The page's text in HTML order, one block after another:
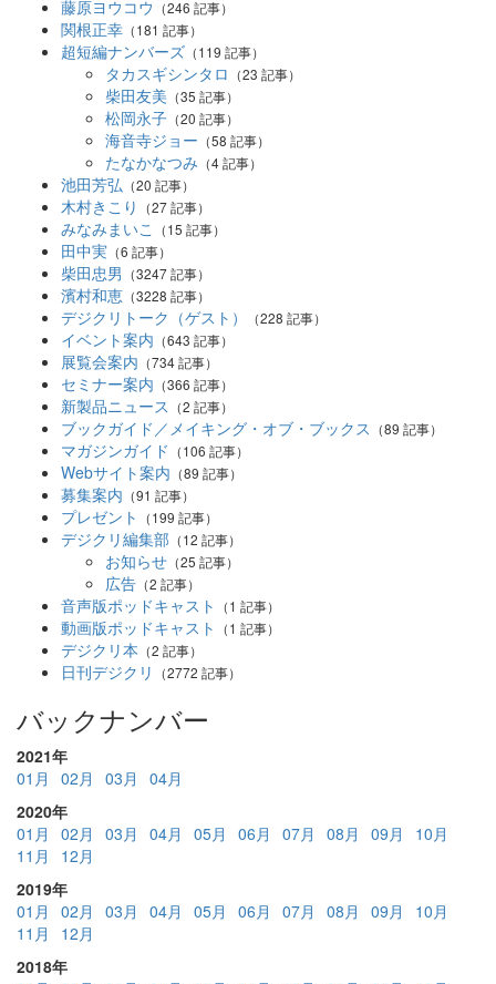
藤原ヨウコウ （246 記事）
関根正幸 （181 記事）
超短編ナンバーズ （119 記事）
タカスギシンタロ （23 記事）
柴田友美 （35 記事）
松岡永子 （20 記事）
海音寺ジョー （58 記事）
たなかなつみ （4 記事）
池田芳弘 （20 記事）
木村きこり （27 記事）
みなみまいこ （15 記事）
田中実 （6 記事）
柴田忠男 （3247 記事）
濱村和恵 （3228 記事）
デジクリトーク（ゲスト） （228 記事）
イベント案内 （643 記事）
展覧会案内 （734 記事）
セミナー案内 （366 記事）
新製品ニュース （2 記事）
ブックガイド／メイキング・オブ・ブックス （89 記事）
マガジンガイド （106 記事）
Webサイト案内 （89 記事）
募集案内 （91 記事）
プレゼント （199 記事）
デジクリ編集部 （12 記事）
お知らせ （25 記事）
広告 （2 記事）
音声版ポッドキャスト （1 記事）
動画版ポッドキャスト （1 記事）
デジクリ本 （2 記事）
日刊デジクリ （2772 記事）
バックナンバー
2021年
01月
02月 03月
04月
2020年
01月
02月 03月 04月 05月 06月 07月 08月 09月
10月
11月
12月
2019年
01月
02月 03月 04月 05月 06月 07月 08月 09月
10月
11月
12月
2018年